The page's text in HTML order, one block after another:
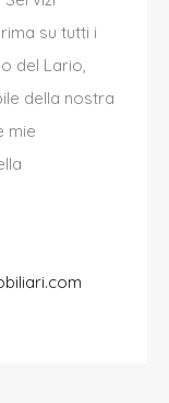
su tutti i
del Lario,
della nostra
mie